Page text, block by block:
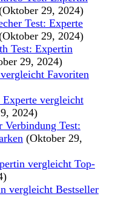
29, 2024)
Test: Experte
29, 2024)
Test: Expertin
29, 2024)
Favoriten
Experte vergleicht
2024)
Verbindung Test:
(Oktober 29,
vergleicht Top-
vergleicht Bestseller